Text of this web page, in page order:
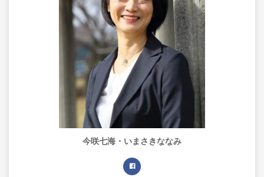
今咲七海・いまさきななみ